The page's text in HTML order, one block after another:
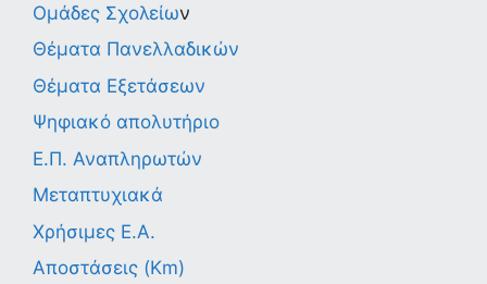
Ομάδες Σχολείων
Θέματα Πανελλαδικών
Θέματα Εξετάσεων
Ψηφιακό απολυτήριο
Ε.Π. Αναπληρωτών
Μεταπτυχιακά
Χρήσιμες Ε.Α.
Αποστάσεις (Km)